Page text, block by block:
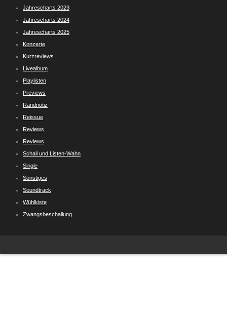
Jahrescharts 2023
Jahrescharts 2024
Jahrescharts 2025
Konzerte
Kurzreviews
Livealbum
Playlisten
Previews
Randnotiz
Reissue
Reviews
Reviews
Schall und Listen-Wahn
Single
Sonstiges
Soundtrack
Wühlkiste
Zwangsbeschallung